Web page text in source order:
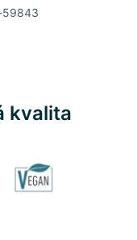
59843
kvalita